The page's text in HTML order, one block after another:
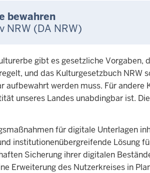
bewahren
NRW (DA NRW)
gibt es gesetzliche
und das Kulturgesetzbuch
aufbewahrt werden muss. Für
unseres Landes unabdingbar ist.
für digitale Unterlagen
institutionenübergreifende Lösung
Sicherung ihrer digitalen
Erweiterung des Nutzerkreises in